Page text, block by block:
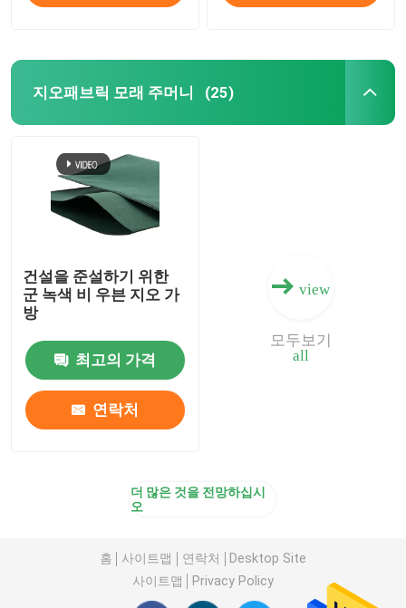
지오패브릭 모래 주머니 (25)
건설을 준설하기 위한
군 녹색 비 우븐 지오 가
방
최고의 가격
연락처
view
all
모두보기
더 많은 것을 전망하십시
오
홈 사이트맵 연락처
Desktop Site
사이트맵
Privacy Policy